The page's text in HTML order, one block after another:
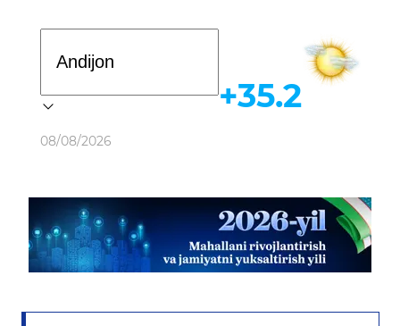
Ob-havo
08/08/2026
+35.2